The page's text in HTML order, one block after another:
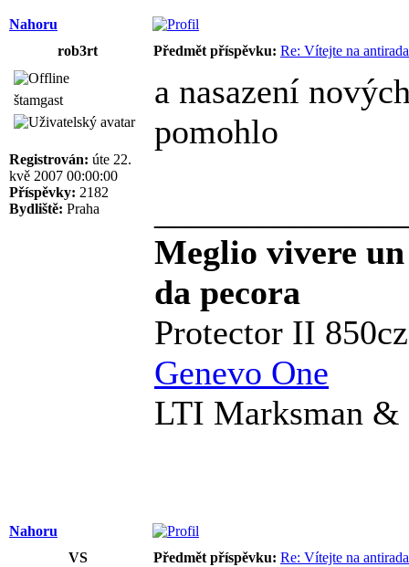
Nahoru
rob3rt
Předmět příspěvku: Re: Vítejte na
štamgast
Registrován: úte 22.
kvě 2007 00:00:00
Příspěvky: 2182
Bydliště: Praha
a nasazení
pomohlo
Meglio vivere
da pecora
Protector II
Genevo One
LTI Marksman &
Nahoru
VS
Předmět příspěvku: Re: Vítejte na